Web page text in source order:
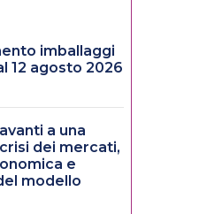
imballaggi
12 agosto 2026
a una
dei mercati,
e
modello